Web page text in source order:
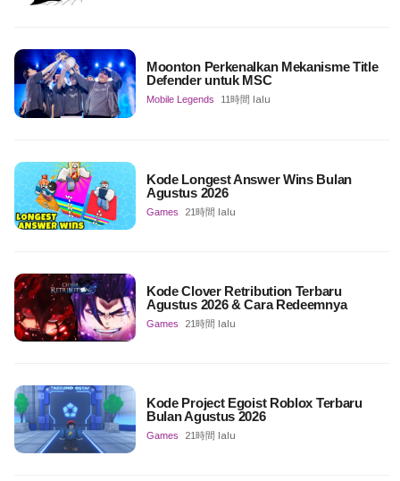
Moonton Perkenalkan Mekanisme Title
Defender untuk MSC
Mobile Legends 11時間 lalu
Kode Longest Answer Wins Bulan
Agustus 2026
Games 21時間 lalu
Kode Clover Retribution Terbaru
Agustus 2026 & Cara Redeemnya
Games 21時間 lalu
Kode Project Egoist Roblox Terbaru
Bulan Agustus 2026
Games 21時間 lalu